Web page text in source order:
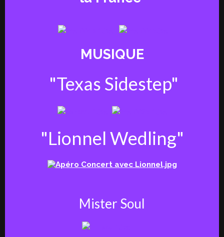
MUSIQUE
"Texas Sidestep"
"Lionnel Wedling"
Mister Soul